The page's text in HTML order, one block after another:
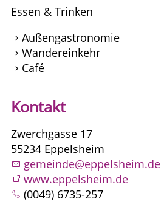
Essen & Trinken
Außengastronomie
Wandereinkehr
Café
Kontakt
Zwerchgasse 17
55234 Eppelsheim
gemeinde@eppelsheim.de
www.eppelsheim.de
(0049) 6735-257